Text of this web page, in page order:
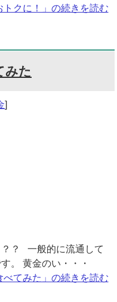
トクに！」の続きを読む
みた
]
？ 一般的に流通して
。 黄金のい・・・
べてみた」の続きを読む